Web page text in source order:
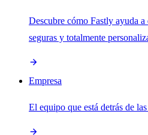
Descubre cómo Fastly ayuda a
seguras y totalmente
Empresa
El equipo que está detrás de